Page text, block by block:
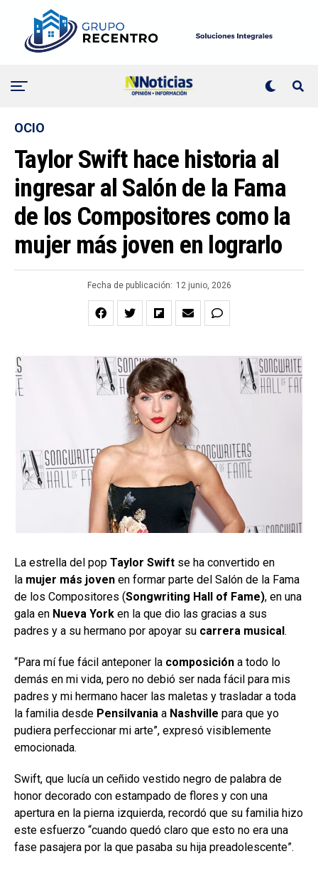
OCIO
Taylor Swift hace historia al
ingresar al Salón de la Fama
de los Compositores como la
mujer más joven en lograrlo
Fecha de publicación: 12 junio, 2026
La estrella del pop Taylor Swift se ha convertido en
la mujer más joven en formar parte del Salón de la Fama
de los Compositores (Songwriting Hall of Fame), en una
gala en Nueva York en la que dio las gracias a sus
padres y a su hermano por apoyar su carrera musical.
“Para mí fue fácil anteponer la composición a todo lo
demás en mi vida, pero no debió ser nada fácil para mis
padres y mi hermano hacer las maletas y trasladar a toda
la familia desde Pensilvania a Nashville para que yo
pudiera perfeccionar mi arte”, expresó visiblemente
emocionada.
Swift, que lucía un ceñido vestido negro de palabra de
honor decorado con estampado de flores y con una
apertura en la pierna izquierda, recordó que su familia hizo
este esfuerzo “cuando quedó claro que esto no era una
fase pasajera por la que pasaba su hija preadolescente”.